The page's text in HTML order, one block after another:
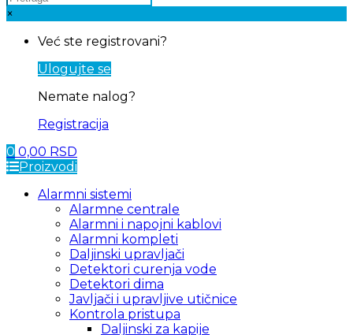
×
Već ste registrovani?
Ulogujte se
Nemate nalog?
Registracija
0 0,00 RSD
Proizvodi
Alarmni sistemi
Alarmne centrale
Alarmni i napojni kablovi
Alarmni kompleti
Daljinski upravljači
Detektori curenja vode
Detektori dima
Javljači i upravljive utičnice
Kontrola pristupa
Daljinski za kapije